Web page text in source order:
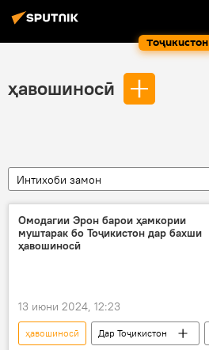
Тоҷикистон
ҳавошиносӣ
Интихоби замон
Омодагии Эрон барои ҳамкории
муштарак бо Тоҷикистон дар бахши
ҳавошиносӣ
13 июни 2024, 12:23
ҳавошиносӣ Дар Тоҷикистон